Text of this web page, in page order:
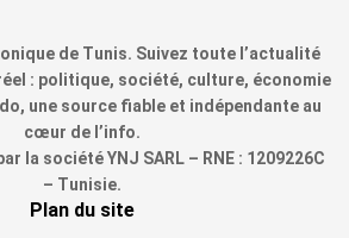
de Tunis. Suivez toute l’actualité
: politique, société, culture, économie
une source fiable et indépendante au
cœur de l’info.
la société YNJ SARL – RNE : 1209226C
– Tunisie.
Plan du site